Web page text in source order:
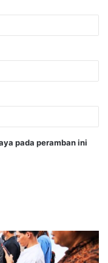
pada peramban ini